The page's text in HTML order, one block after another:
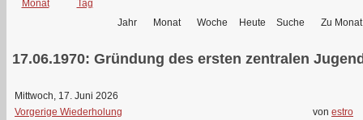
Jahr Monat Woche Heute Suche Zu Monat
17.06.1970: Gründung des ersten zentralen
Mittwoch, 17. Juni 2026
Vorgerige Wiederholung
von estro